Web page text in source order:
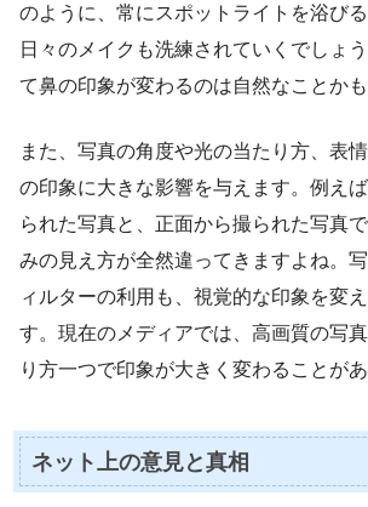
のように、常にスポットライトを浴びる
日々のメイクも洗練されていくでしょ
て鼻の印象が変わるのは自然なことかも
また、写真の角度や光の当たり方、表
の印象に大きな影響を与えます。例え
られた写真と、正面から撮られた写真
みの見え方が全然違ってきますよね。
ィルターの利用も、視覚的な印象を変
す。現在のメディアでは、高画質の写
り方一つで印象が大きく変わることがあ
ネット上の意見と真相